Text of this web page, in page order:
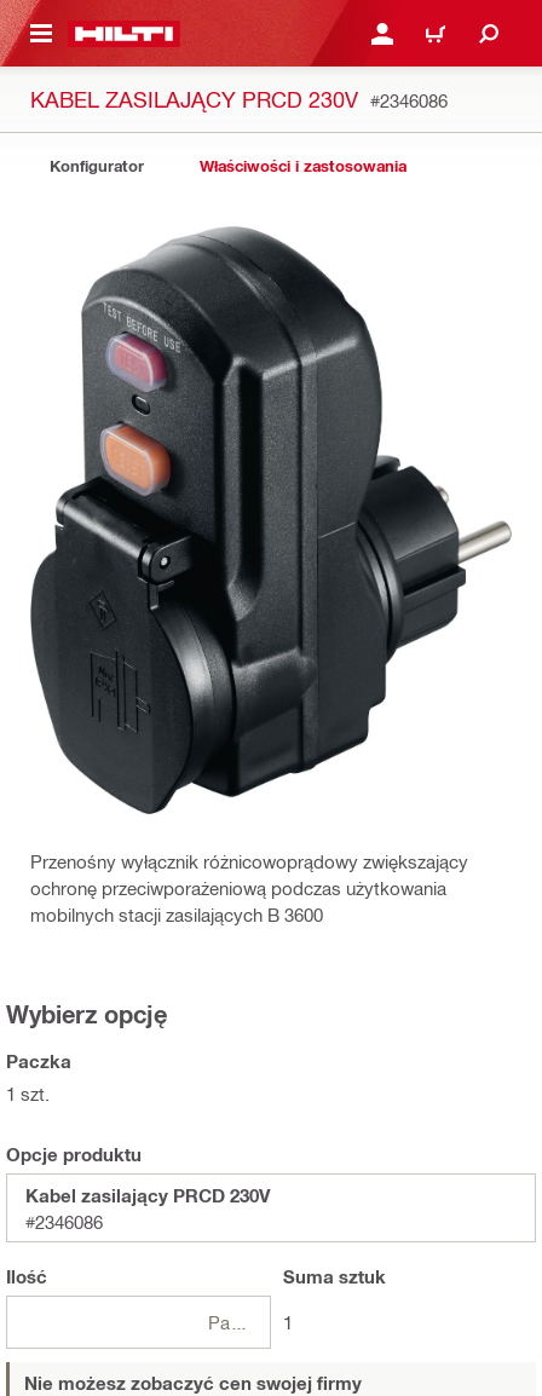
GŁÓWNEJ ZALOGUJ SIĘ LUB
KOSZYK
KABEL ZASILAJĄCY PRCD 230V #2346086
Konfigurator Właściwości i zastosowania
Przenośny wyłącznik różnicowoprądowy zwiększający
ochronę przeciwporażeniową podczas użytkowania
mobilnych stacji zasilających B 3600
Wybierz opcję
Paczka
1 szt.
Opcje produktu
Kabel zasilający PRCD 230V
#2346086
Ilość Suma sztuk
1
Nie możesz zobaczyć cen swojej firmy